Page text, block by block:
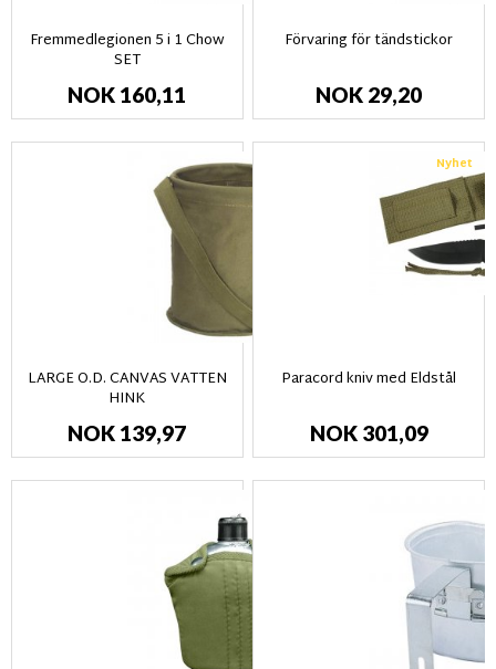
Fremmedlegionen 5 i 1 Chow
SET
NOK 160,11
Förvaring för tändstickor
NOK 29,20
LARGE O.D. CANVAS VATTEN
HINK
NOK 139,97
Nyhet
Paracord kniv med Eldstål
NOK 301,09